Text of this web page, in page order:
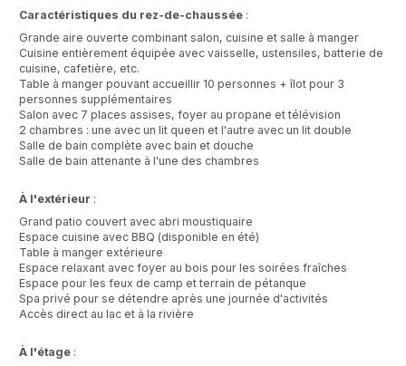
Caractéristiques du rez-de-chaussée :
Grande aire ouverte combinant salon, cuisine et salle à manger
Cuisine entièrement équipée avec vaisselle, ustensiles, batterie de
cuisine, cafetière, etc.
Table à manger pouvant accueillir 10 personnes + îlot pour 3
personnes supplémentaires
Salon avec 7 places assises, foyer au propane et télévision
2 chambres : une avec un lit queen et l'autre avec un lit double
Salle de bain complète avec bain et douche
Salle de bain attenante à l'une des chambres
À l'extérieur :
Grand patio couvert avec abri moustiquaire
Espace cuisine avec BBQ (disponible en été)
Table à manger extérieure
Espace relaxant avec foyer au bois pour les soirées fraîches
Espace pour les feux de camp et terrain de pétanque
Spa privé pour se détendre après une journée d'activités
Accès direct au lac et à la rivière
À l'étage :